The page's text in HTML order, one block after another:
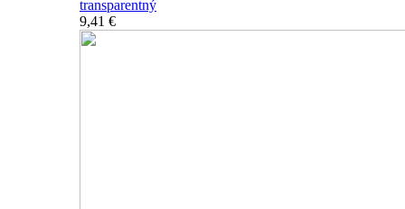
transparentný
9,41 €